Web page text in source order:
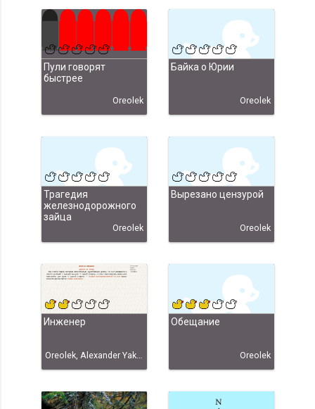
Пули говорят
быстрее
Oreolek
Байка о Юрии
Oreolek
Трагедия
железнодорожного
зайца
Oreolek
Вырезано цензурой
Oreolek
Инженер
Oreolek, Alexander Yakovlev
Обещание
Oreolek